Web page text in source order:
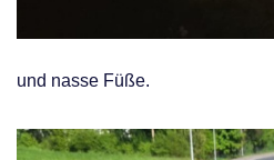
und nasse Füße.